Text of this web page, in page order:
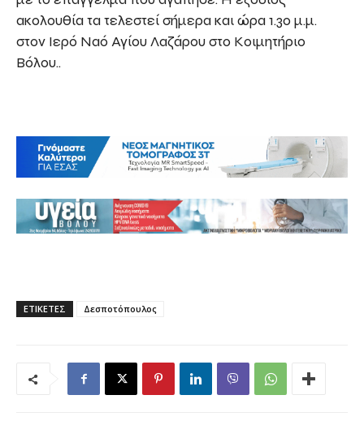
ακολουθία τα τελεστεί σήμερα και ώρα 1.30 μ.μ.
στον Ιερό Ναό Αγίου Λαζάρου στο Κοιμητήριο
Βόλου..
ΕΤΙΚΕΤΕΣ Δεσποτόπουλος